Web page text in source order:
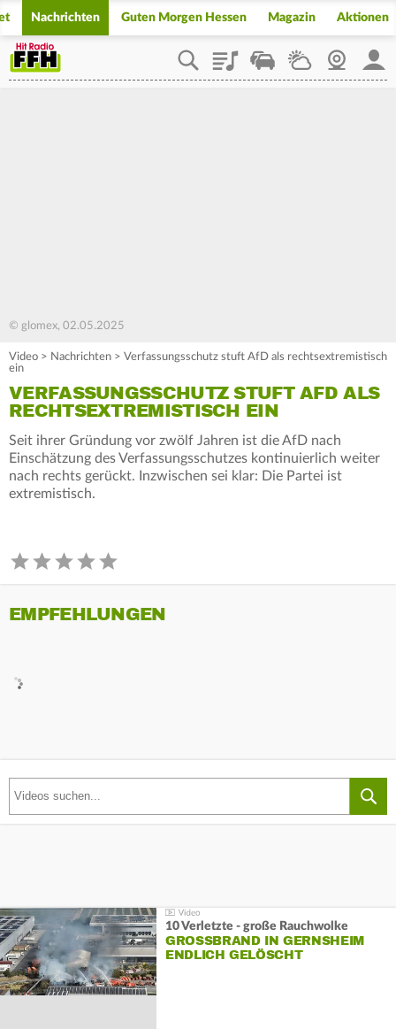
Nachrichten Guten Morgen Hessen Magazin Aktionen
PlaylistStaupilotWetterWebcam
© glomex, 02.05.2025
Video > Nachrichten > Verfassungsschutz stuft AfD als rechtsextremistisch
ein
VERFASSUNGSSCHUTZ STUFT AFD ALS
RECHTSEXTREMISTISCH EIN
Seit ihrer Gründung vor zwölf Jahren ist die AfD nach
Einschätzung des Verfassungsschutzes kontinuierlich weiter
nach rechts gerückt. Inzwischen sei klar: Die Partei ist
extremistisch.
EMPFEHLUNGEN
10 Verletzte - große Rauchwolke
GROSSBRAND IN GERNSHEIM E
NDLICH GELÖSCHT